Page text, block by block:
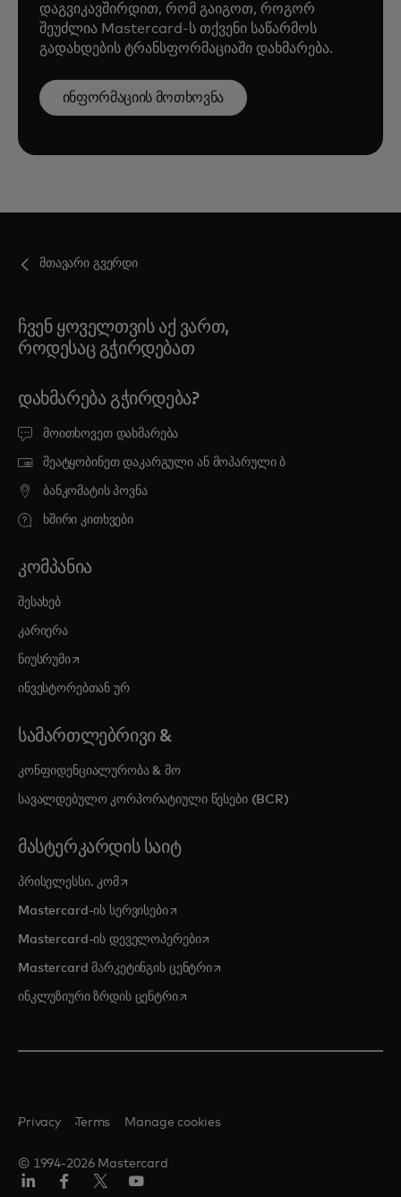
დაგვიკავშირდით, რომ გაიგოთ, როგორ
შეუძლია Mastercard-ს თქვენი საწარმოს
გადახდების ტრანსფორმაციაში დახმარება.
ინფორმაციის მოთხოვნა
მთავარი გვერდი
ჩვენ ყოველთვის აქ ვართ,
როდესაც გჭირდებათ
ᲓᲐᲮᲛᲐᲠᲔᲑᲐ ᲒᲭᲘᲠᲓᲔᲑᲐ?
მოითხოვეთ დახმარება
შეატყობინეთ დაკარგული ან მოპარული ბ
ბანკომატის პოვნა
ხშირი კითხვები
ᲙᲝᲛᲞᲐᲜᲘᲐ
შესახებ
კარიერა
ნიუსრუმიopens in a new tab
ინვესტორებთან ურ
ᲡᲐᲛᲐᲠᲗᲚᲔᲑᲠᲘᲕᲘ &
კონფიდენციალურობა & მო
სავალდებულო კორპორატიული წესები (BCR)
ᲛᲐᲡᲢᲔᲠᲙᲐᲠᲓᲘᲡ ᲡᲐᲘᲢ
პრისელესსი. კომopens in a new tab
Mastercard-ის სერვისებიopens in a new tab
Mastercard-ის დეველოპერებიopens in a new tab
Mastercard მარკეტინგის ცენტრიopens in a new tab
ინკლუზიური ზრდის ცენტრიopens in a new tab
© 1994-2026 Mastercard
Privacy Terms Manage cookies